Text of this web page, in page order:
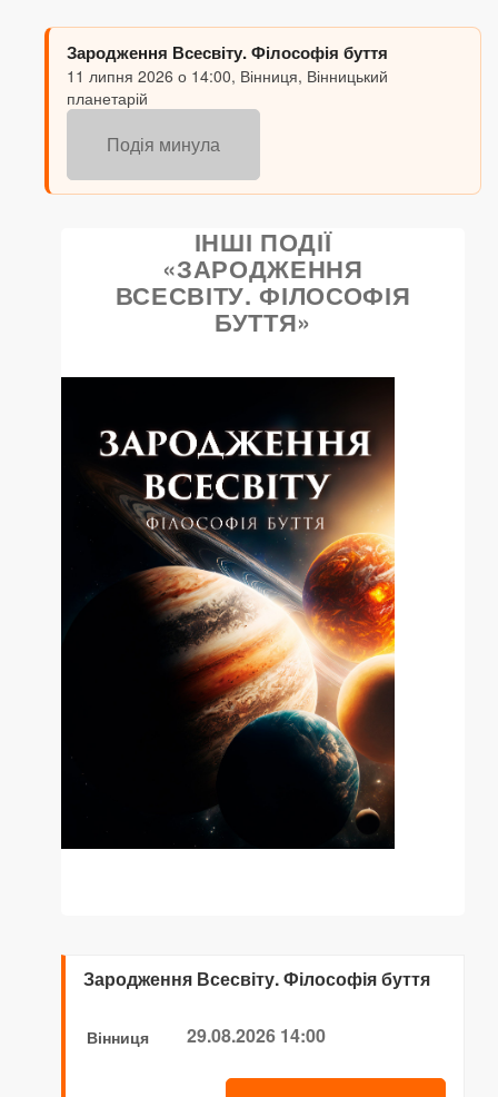
Зародження Всесвіту. Філософія буття
11 липня 2026 о 14:00, Вінниця, Вінницький
планетарій
Подія минула
ІНШІ ПОДІЇ
«ЗАРОДЖЕННЯ
ВСЕСВІТУ. ФІЛОСОФІЯ
БУТТЯ»
Зародження Всесвіту. Філософія буття
Вінниця 29.08.2026 14:00